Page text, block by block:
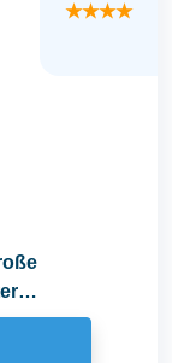
★★★★